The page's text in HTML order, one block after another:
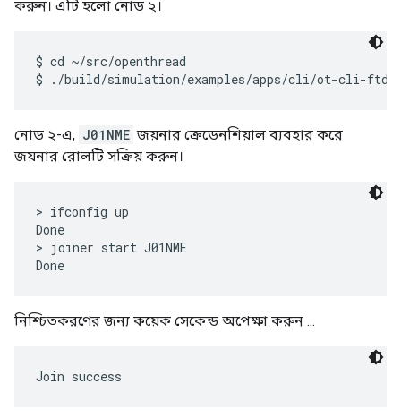
করুন। এটি হলো নোড ২।
$ cd ~/src/openthread
নোড ২-এ, J01NME জয়নার ক্রেডেনশিয়াল ব্যবহার করে
জয়নার রোলটি সক্রিয় করুন।
> ifconfig up
Done
> joiner start J01NME
নিশ্চিতকরণের জন্য কয়েক সেকেন্ড অপেক্ষা করুন ...